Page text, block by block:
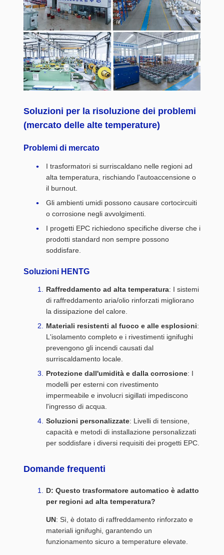
Soluzioni per la risoluzione dei problemi
(mercato delle alte temperature)
Problemi di mercato
I trasformatori si surriscaldano nelle regioni ad
alta temperatura, rischiando l'autoaccensione o
il burnout.
Gli ambienti umidi possono causare cortocircuiti
o corrosione negli avvolgimenti.
I progetti EPC richiedono specifiche diverse che i
prodotti standard non sempre possono
soddisfare.
Soluzioni HENTG
Raffreddamento ad alta temperatura: I sistemi
di raffreddamento aria/olio rinforzati migliorano
la dissipazione del calore.
Materiali resistenti al fuoco e alle esplosioni:
L'isolamento completo e i rivestimenti ignifughi
prevengono gli incendi causati dal
surriscaldamento locale.
Protezione dall'umidità e dalla corrosione: I
modelli per esterni con rivestimento
impermeabile e involucri sigillati impediscono
l'ingresso di acqua.
Soluzioni personalizzate: Livelli di tensione,
capacità e metodi di installazione personalizzati
per soddisfare i diversi requisiti dei progetti EPC.
Domande frequenti
D: Questo trasformatore automatico è adatto
per regioni ad alta temperatura?
UN: Sì, è dotato di raffreddamento rinforzato e
materiali ignifughi, garantendo un
funzionamento sicuro a temperature elevate.